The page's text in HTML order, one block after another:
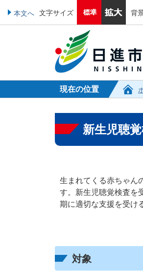
本文へ 文字サイズ 背
現在の位置
新生児聴
生まれてくる赤ちゃん
す。新生児聴覚検査を
期に適切な支援を受け
対象